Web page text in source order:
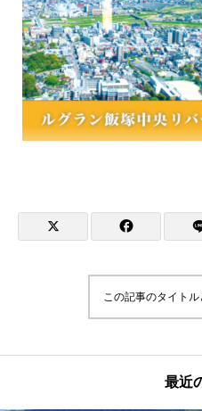
この記事のタイト
最近